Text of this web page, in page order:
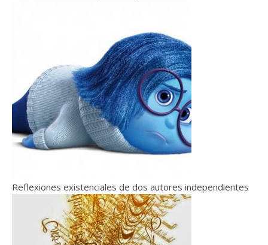
Reflexiones existenciales de dos autores independientes